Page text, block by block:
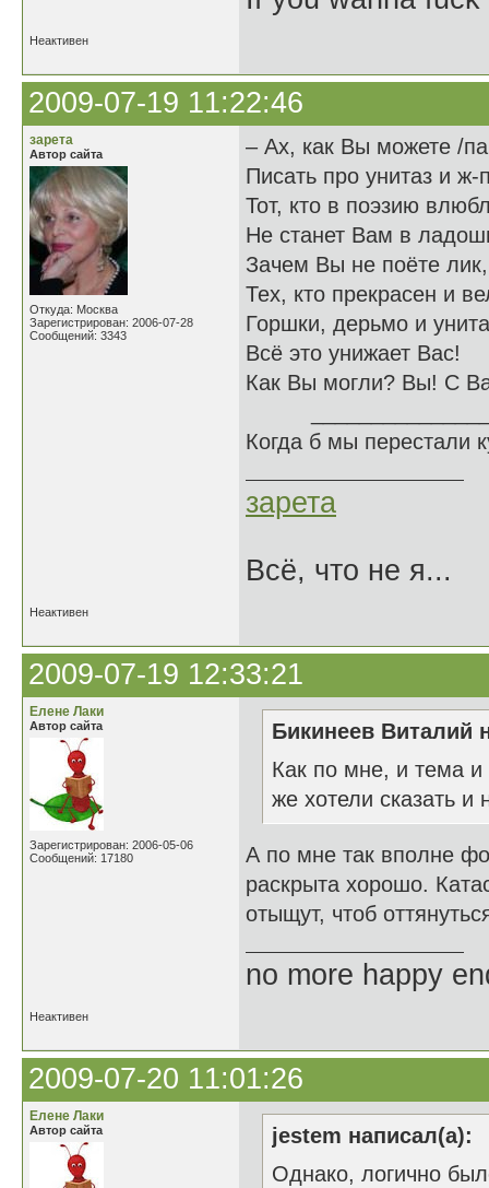
Неактивен
2009-07-19 11:22:46
зарета
Автор сайта
Откуда: Москва
Зарегистрирован: 2006-07-28
Сообщений: 3343
– Ах, как Вы можете /
Писать про унитаз и ж-
Тот, кто в поэзию
Не станет Вам в
Зачем Вы не поёте лик,
Тех, кто прекрасен и
Горшки, дерьмо и
Всё это унижает Вас!
Как Вы могли? Вы! С
Когда б мы перестали
зарета
Всё, что не я...
Неактивен
2009-07-19 12:33:21
Елене Лаки
Автор сайта
Зарегистрирован: 2006-05-06
Сообщений: 17180
Бикинеев Виталий
Как по мне, и тема
же хотели сказать и
А по мне так вполне
раскрыта хорошо.
отыщут, чтоб
no more happy
Неактивен
2009-07-20 11:01:26
Елене Лаки
Автор сайта
jestem написал(а):
Однако, логично